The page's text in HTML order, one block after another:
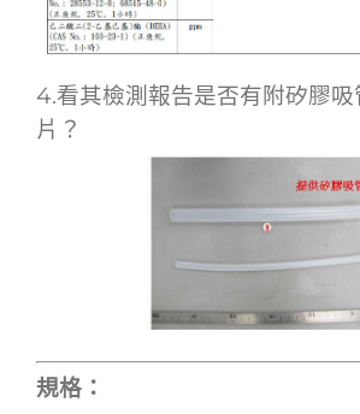
4.看其檢測報告是否有附矽膠
片？
規格：